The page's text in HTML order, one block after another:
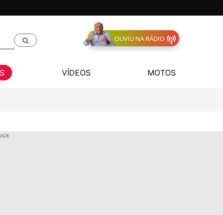
OUVIU NA RÁDIO
VÍDEOS MOTOS